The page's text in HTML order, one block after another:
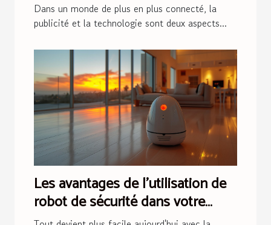
Dans un monde de plus en plus connecté, la
publicité et la technologie sont deux aspects...
Les avantages de l'utilisation de
robot de sécurité dans votre